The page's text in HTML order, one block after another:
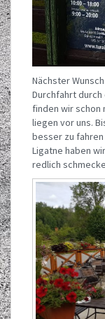
Nächster
Durchfahrt durch
finden wir schon
liegen vor uns.
besser zu fahren
Ligatne haben
redlich